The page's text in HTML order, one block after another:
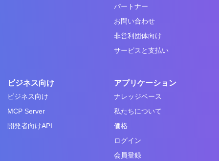
パートナー
お問い合わせ
非営利団体向け
サービスと支払い
ビジネス向け
ビジネス向け
MCP Server
開発者向けAPI
アプリケーション
ナレッジベース
私たちについて
価格
ログイン
会員登録